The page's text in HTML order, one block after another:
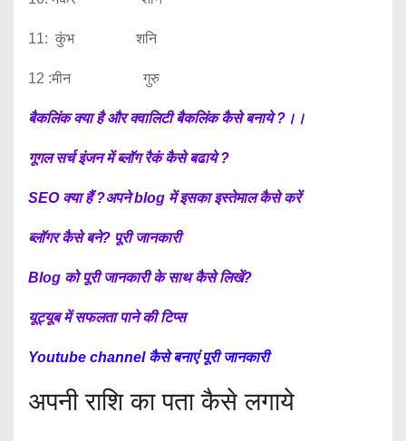
11: कुंभ शनि
12 :मीन गुरु
बैकलिंक क्या है और क्वालिटी बैकलिंक कैसे बनाये ?।।
गूगल सर्च इंजन में ब्लॉग रैकं कैसे बढाये ?
SEO क्या हैं ?अपने blog में इसका इस्तेमाल कैसे करें
ब्लॉगर कैसे बने? पूरी जानकारी
Blog को पूरी जानकारी के साथ कैसे लिखें?
यूट्यूब में सफलता पाने की टिप्स
Youtube channel कैसे बनाएं पूरी जानकारी
अपनी राशि का पता कैसे लगाये